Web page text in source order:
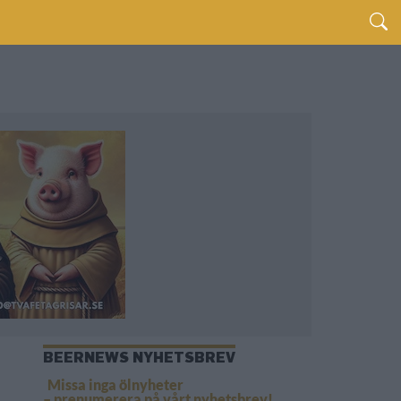
BEERNEWS NYHETSBREV
Missa inga ölnyheter